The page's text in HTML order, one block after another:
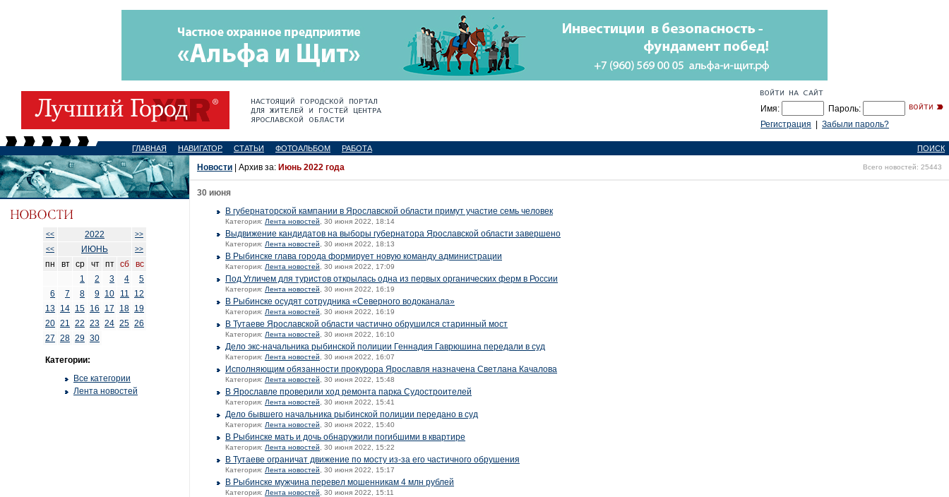
Имя:
Пароль:
Регистрация
Забыли пароль?
ГЛАВНАЯ НАВИГАТОР СТАТЬИ ФОТОАЛЬБОМ РАБОТА ПОИСК
<< 2022
>>
<<
ИЮНЬ >>
пн вт ср чт пт сб
вс
1
2 3 4
5
6
7 8 9 10 11
12
13 14 15 16 17 18 19
20 21 22 23 24 25 26
27 28 29 30
Категории:
Все категории
Лента новостей
Новости | Архив за: Июнь 2022 года Всего новостей: 25443
30 июня
В губернаторской кампании в Ярославской области примут участие семь человек
Категория: Лента новостей , 30 июня 2022, 18:14
Выдвижение кандидатов на выборы губернатора Ярославской области завершено
Категория: Лента новостей , 30 июня 2022, 18:13
В Рыбинске глава города формирует новую команду администрации
Категория: Лента новостей , 30 июня 2022, 17:09
Под Угличем для туристов открылась одна из первых органических ферм в России
Категория: Лента новостей , 30 июня 2022, 16:19
В Рыбинске осудят сотрудника «Северного водоканала»
Категория: Лента новостей , 30 июня 2022, 16:19
В Тутаеве Ярославской области частично обрушился старинный мост
Категория: Лента новостей , 30 июня 2022, 16:10
Дело экс-начальника рыбинской полиции Геннадия Гаврюшина передали в суд
Категория: Лента новостей , 30 июня 2022, 16:07
Исполняющим обязанности прокурора Ярославля назначена Светлана Качалова
Категория: Лента новостей , 30 июня 2022, 15:48
В Ярославле проверили ход ремонта парка Судостроителей
Категория: Лента новостей , 30 июня 2022, 15:41
Дело бывшего начальника рыбинской полиции передано в суд
Категория: Лента новостей , 30 июня 2022, 15:40
В Рыбинске мать и дочь обнаружили погибшими в квартире
Категория: Лента новостей , 30 июня 2022, 15:22
В Тутаеве ограничат движение по мосту из-за его частичного обрушения
Категория: Лента новостей , 30 июня 2022, 15:17
В Рыбинске мужчина перевел мошенникам 4 млн рублей
Категория: Лента новостей , 30 июня 2022, 15:11